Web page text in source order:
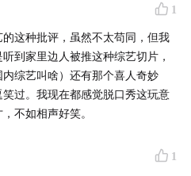
1
这种批评，虽然不太苟同，但我
到家里边人被推这种综艺切片，
综艺叫啥）还有那个喜人奇妙
过。我现在都感觉脱口秀这玩意
不如相声好笑。
1